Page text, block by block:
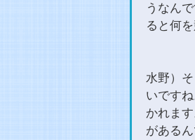
うなん
ると何
水野）
いです
かれま
がある